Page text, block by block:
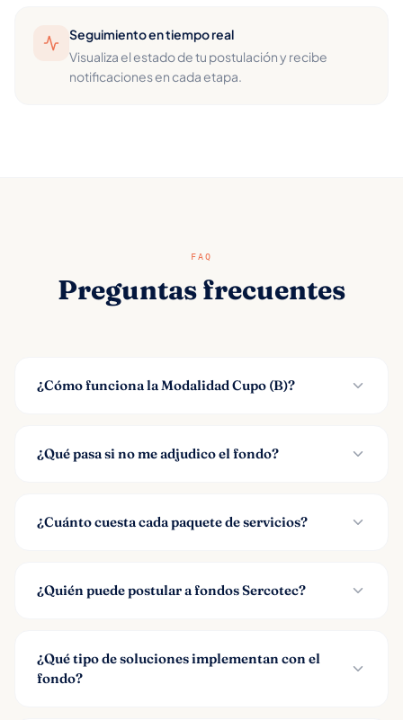
Seguimiento en tiempo real
Visualiza el estado de tu postulación y recibe
notificaciones en cada etapa.
FAQ
Preguntas frecuentes
¿Cómo funciona la Modalidad Cupo (B)?
¿Qué pasa si no me adjudico el fondo?
¿Cuánto cuesta cada paquete de servicios?
¿Quién puede postular a fondos Sercotec?
¿Qué tipo de soluciones implementan con el
fondo?